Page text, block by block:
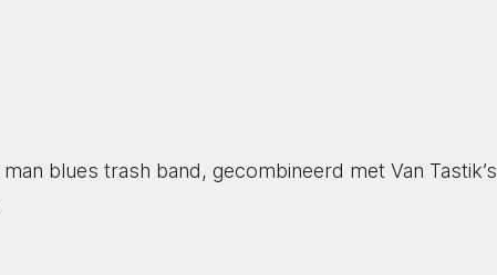
blues trash band, gecombineerd met Van Tastik’s